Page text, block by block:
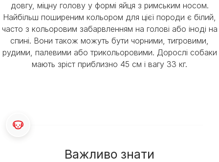
довгу, міцну голову у формі яйця з римським носом.
Найбільш поширеним кольором для цієї породи є білий,
часто з кольоровим забарвленням на голові або іноді на
спині. Вони також можуть бути чорними, тигровими,
рудими, палевими або трикольоровими. Дорослі собаки
мають зріст приблизно 45 см і вагу 33 кг.
Важливо знати